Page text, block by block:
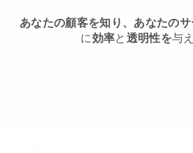
あなたの顧客を知り、あなたのサ
に効率と 透明性を与え